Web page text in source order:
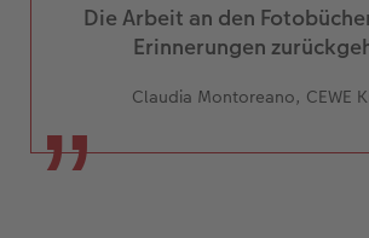
Die Arbeit an den
Erinnerungen
Claudia Montoreano, CEWE